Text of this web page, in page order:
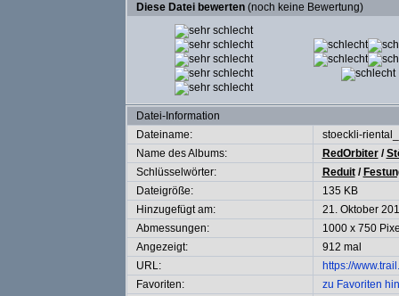
Diese Datei bewerten(noch keine Bewertung)
Datei-Information
Dateiname:
stoeckli-
Name des Albums:
RedOrbiter/
Schlüsselwörter:
Reduit/
Dateigröße:
135 KB
Hinzugefügt am:
21. Oktober
Abmessungen:
1000 x 750
Angezeigt:
912 mal
URL:
https://
Favoriten:
zu Favoriten